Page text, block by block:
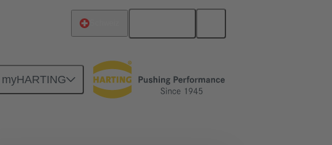
myHARTING
Produkte Motherboard-to-Daughtercard Verbindungen